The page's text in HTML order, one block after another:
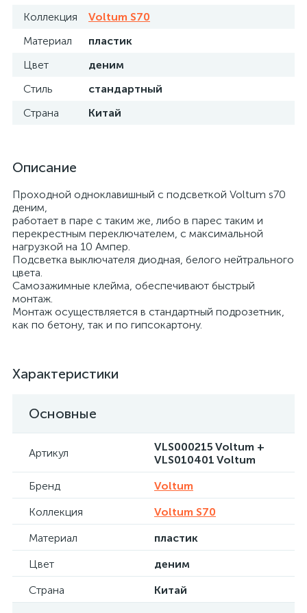
Коллекция
Voltum S70
Материал
пластик
Цвет
деним
Стиль
стандартный
Страна
Китай
Описание
Проходной одноклавишный с подсветкой Voltum s70
деним,
работает в паре с таким же, либо в парес таким и
перекрестным переключателем, с максимальной
нагрузкой на 10 Ампер.
Подсветка выключателя диодная, белого нейтрального
цвета.
Самозажимные клейма, обеспечивают быстрый
монтаж.
Монтаж осуществляется в стандартный подрозетник,
как по бетону, так и по гипсокартону.
Характеристики
Основные
Артикул
VLS000215 Voltum +
VLS010401 Voltum
Бренд
Voltum
Коллекция
Voltum S70
Материал
пластик
Цвет
деним
Страна
Китай